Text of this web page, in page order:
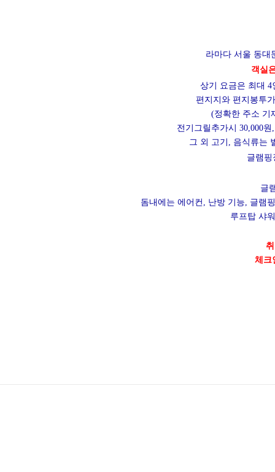
라마다 서울 동대
객실
상기 요금은 최대
편지지와 편지봉투
(정확한 주소 기
전기그릴추가시 30,000
그 외 고기, 음식류는
글램
글
돔내에는 에어컨, 난방 기능, 글램
루프탑 샤
체크